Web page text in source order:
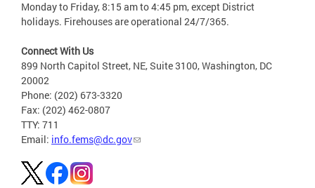
Monday to Friday, 8:15 am to 4:45 pm, except District
holidays. Firehouses are operational 24/7/365.
Connect With Us
899 North Capitol Street, NE, Suite 3100, Washington, DC
20002
Phone: (202) 673-3320
Fax: (202) 462-0807
TTY: 711
Email: info.fems@dc.gov